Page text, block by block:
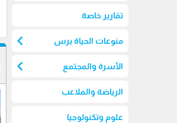
تقارير خاصة
منوعات الحياة برس chevron_left
الأسرة والمجتمع chevron_left
الرياضة والملاعب
علوم وتكنولوجيا